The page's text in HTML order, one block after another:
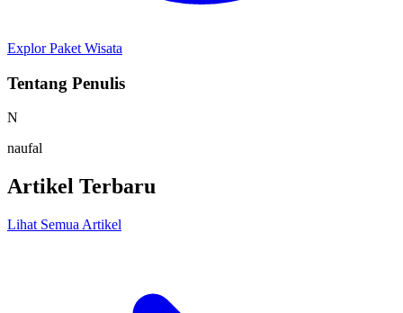
Explor Paket Wisata
Tentang Penulis
N
naufal
Artikel Terbaru
Lihat Semua Artikel